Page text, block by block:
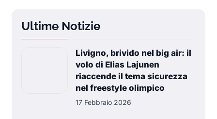
Ultime Notizie
Livigno, brivido nel big air: il
volo di Elias Lajunen
riaccende il tema sicurezza
nel freestyle olimpico
17 Febbraio 2026